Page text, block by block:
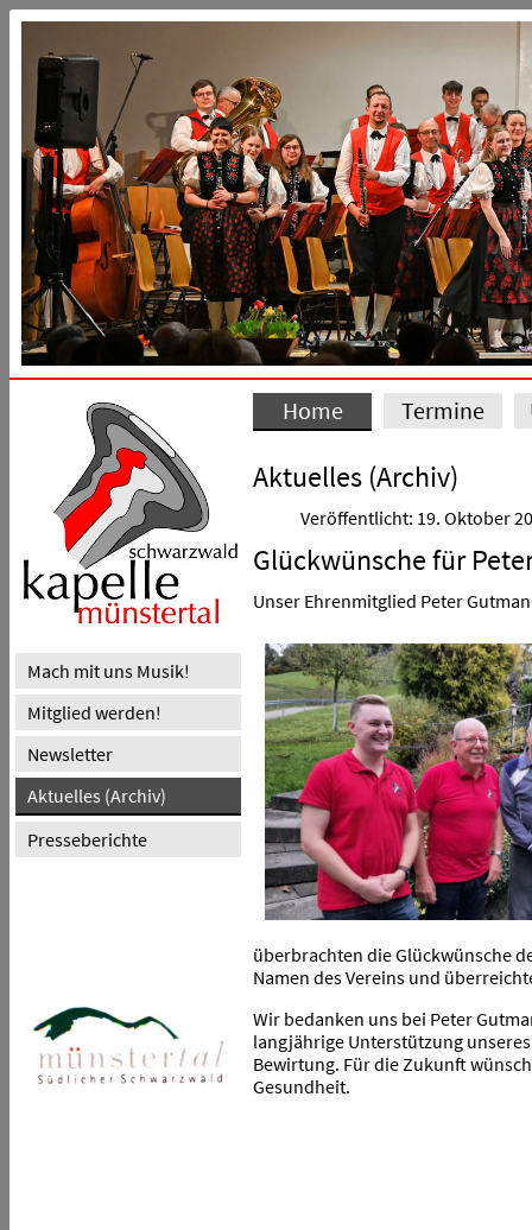
Mach mit uns Musik!
Mitglied werden!
Newsletter
Aktuelles (Archiv)
Presseberichte
Home Termine
Aktuelles (Archiv)
Veröffentlicht: 19. Oktober
Glückwünsche für
Unser Ehrenmitglied Peter
überbrachten die Glückwünsche
Namen des Vereins und
Wir bedanken uns bei Peter
langjährige Unterstützung
Bewirtung. Für die Zukunft
Gesundheit.